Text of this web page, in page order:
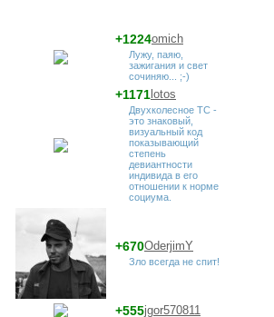
omich
+1224
Лужу, паяю,
зажигания и свет
сочиняю... ;-)
lotos
+1171
Двухколесное ТС -
это знаковый,
визуальный код
показывающий
степень
девиантности
индивида в его
отношении к норме
социума.
OderjimY
+670
Зло всегда не спит!
jgor570811
+555